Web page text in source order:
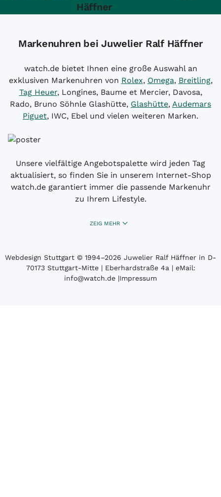
Häffner
Markenuhren bei Juwelier Ralf Häffner
watch.de bietet Ihnen eine große Auswahl an
exklusiven Markenuhren von Rolex, Omega, Breitling,
Tag Heuer, Longines, Baume et Mercier, Davosa,
Rado, Bruno Söhnle Glashütte, Glashütte, Audemars
Piguet, IWC, Ebel und vielen weiteren Marken.
Unsere vielfältige Angebotspalette wird jeden Tag
aktualisiert, so finden Sie in unserem Internet-Shop
watch.de garantiert immer die passende Markenuhr
zu Ihrem Lifestyle.
ZEIG MEHR
Webdesign Stuttgart © 1994­–2026 Juwelier Ralf Häffner in D-
70173 Stuttgart-Mitte | Eberhardstraße 4a | eMail:
info@watch.de |Impressum